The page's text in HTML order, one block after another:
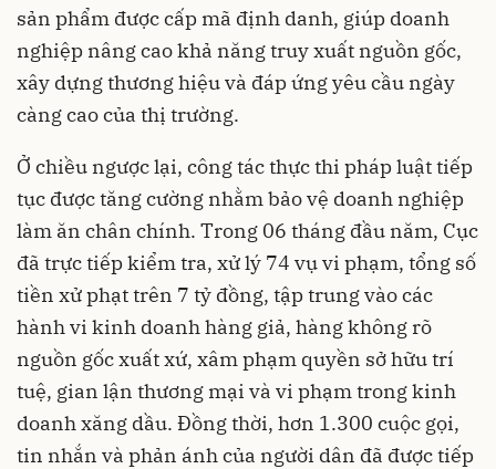
sản phẩm được cấp mã định danh, giúp doanh
nghiệp nâng cao khả năng truy xuất nguồn gốc,
xây dựng thương hiệu và đáp ứng yêu cầu ngày
càng cao của thị trường.
Ở chiều ngược lại, công tác thực thi pháp luật tiếp
tục được tăng cường nhằm bảo vệ doanh nghiệp
làm ăn chân chính. Trong 06 tháng đầu năm, Cục
đã trực tiếp kiểm tra, xử lý 74 vụ vi phạm, tổng số
tiền xử phạt trên 7 tỷ đồng, tập trung vào các
hành vi kinh doanh hàng giả, hàng không rõ
nguồn gốc xuất xứ, xâm phạm quyền sở hữu trí
tuệ, gian lận thương mại và vi phạm trong kinh
doanh xăng dầu. Đồng thời, hơn 1.300 cuộc gọi,
tin nhắn và phản ánh của người dân đã được tiếp